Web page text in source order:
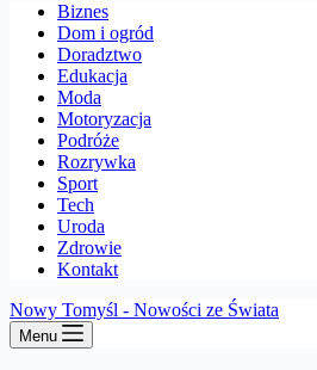
Biznes
Dom i ogród
Doradztwo
Edukacja
Moda
Motoryzacja
Podróże
Rozrywka
Sport
Tech
Uroda
Zdrowie
Kontakt
Nowy Tomyśl - Nowości ze Świata
Menu